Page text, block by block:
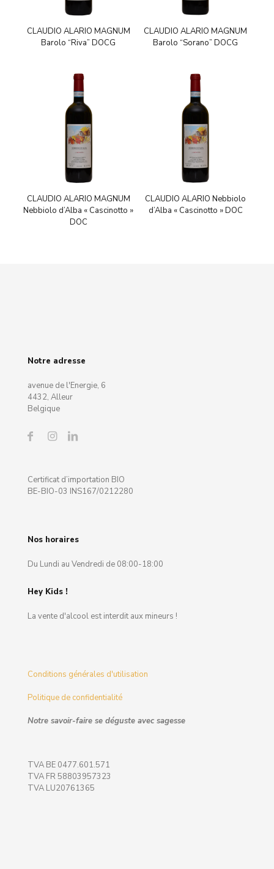
CLAUDIO ALARIO MAGNUM
Barolo “Riva” DOCG
CLAUDIO ALARIO MAGNUM
Barolo “Sorano” DOCG
CLAUDIO ALARIO MAGNUM
Nebbiolo d’Alba « Cascinotto »
DOC
CLAUDIO ALARIO Nebbiolo
d’Alba « Cascinotto » DOC
Notre adresse
avenue de l'Energie, 6
4432, Alleur
Belgique
Certificat d’importation BIO
BE-BIO-03 INS167/0212280
Nos horaires
Du Lundi au Vendredi de 08:00-18:00
Hey Kids !
La vente d'alcool est interdit aux mineurs !
Conditions générales d'utilisation
Politique de confidentialité
Notre savoir-faire se déguste avec sagesse
TVA BE 0477.601.571
TVA FR 58803957323
TVA LU20761365